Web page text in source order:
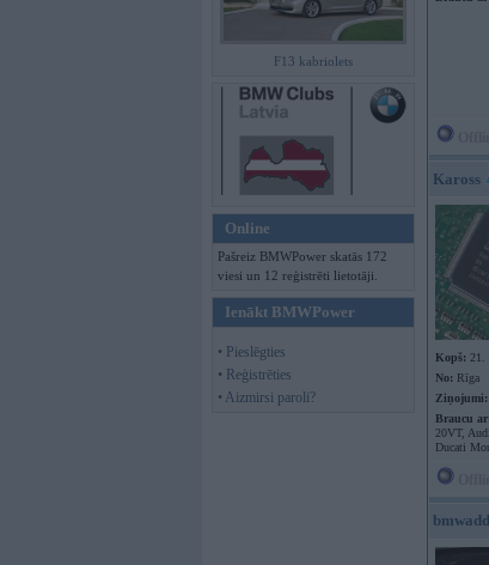
F13 kabriolets
Online
Pašreiz BMWPower skatās 172
viesi un 12 reģistrēti lietotāji.
Ienākt BMWPower
• Pieslēgties
• Reģistrēties
• Aizmirsi paroli?
Kaross
Kopš: 21.
No: Rīga
Ziņojumi:
Braucu ar:
20VT,
Ducati